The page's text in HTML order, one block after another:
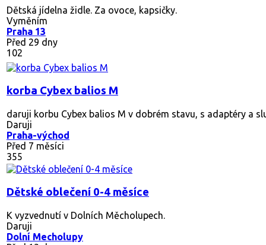
Dětská jídelna židle. Za ovoce, kapsičky.
Vyměním
Praha 13
Před 29 dny
102
korba Cybex balios M
daruji korbu Cybex balios M v dobrém stavu, s adaptéry a
Daruji
Praha-východ
Před 7 měsíci
355
Dětské oblečení 0-4 měsíce
K vyzvednutí v Dolních Měcholupech.
Daruji
Dolní Mecholupy